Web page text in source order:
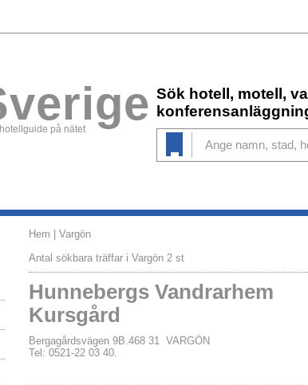
på nätet
Sök hotell, motell,
Hem | Vargön
Antal sökbara träffar i Vargön 2 st
Hunnebergs Vandrarhem
Kursgård
Bergagårdsvägen 9B.468 31 VARGÖN
Tel: 0521-22 03 40.